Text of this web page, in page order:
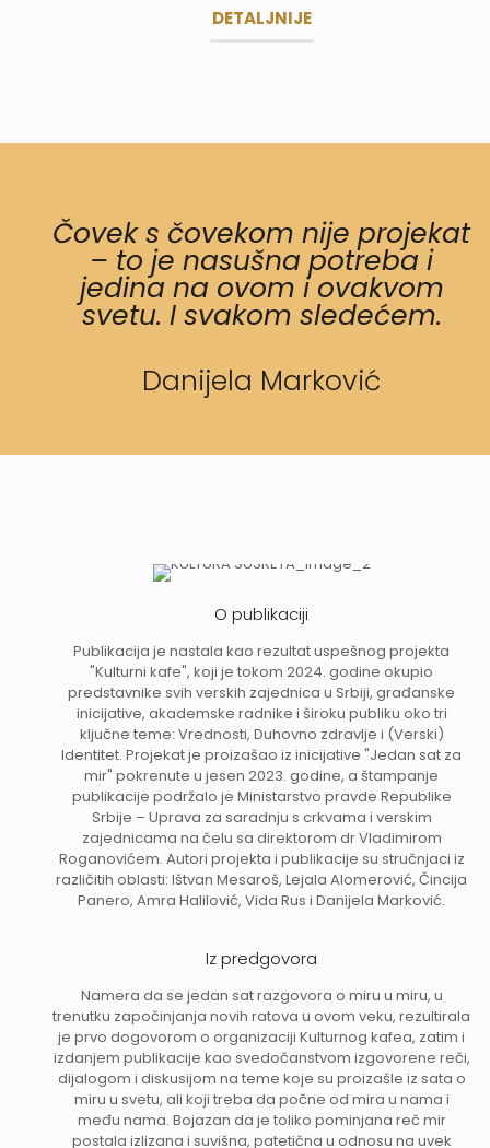
DETALJNIJE
Čovek s čovekom nije projekat
– to je nasušna potreba i
jedina na ovom i ovakvom
svetu. I svakom sledećem.
Danijela Marković
O publikaciji
Publikacija je nastala kao rezultat uspešnog projekta
"Kulturni kafe", koji je tokom 2024. godine okupio
predstavnike svih verskih zajednica u Srbiji, građanske
inicijative, akademske radnike i široku publiku oko tri
ključne teme: Vrednosti, Duhovno zdravlje i (Verski)
Identitet. Projekat je proizašao iz inicijative "Jedan sat za
mir" pokrenute u jesen 2023. godine, a štampanje
publikacije podržalo je Ministarstvo pravde Republike
Srbije – Uprava za saradnju s crkvama i verskim
zajednicama na čelu sa direktorom dr Vladimirom
Roganovićem. Autori projekta i publikacije su stručnjaci iz
različitih oblasti: Ištvan Mesaroš, Lejala Alomerović, Čincija
Panero, Amra Halilović, Vida Rus i Danijela Marković.
Iz predgovora
Namera da se jedan sat razgovora o miru u miru, u
trenutku započinjanja novih ratova u ovom veku, rezultirala
je prvo dogovorom o organizaciji Kulturnog kafea, zatim i
izdanjem publikacije kao svedočanstvom izgovorene reči,
dijalogom i diskusijom na teme koje su proizašle iz sata o
miru u svetu, ali koji treba da počne od mira u nama i
među nama. Bojazan da je toliko pominjana reč mir
postala izlizana i suvišna, patetična u odnosu na uvek